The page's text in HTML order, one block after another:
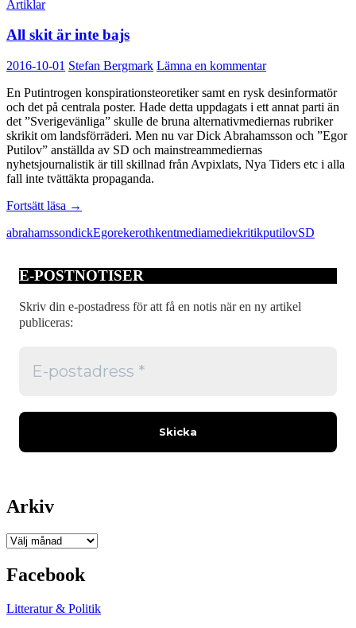
Artiklar
All skit är inte bajs
2016-10-01 Stefan Bergmark Lämna en kommentar
En Putintrogen konspirationsteoretiker samt en rysk desinformatör
och det på centrala poster. Hade detta uppdagats i ett annat parti än
det ”Sverigevänliga” skulle de bruna alternativmediernas rubriker
skrikit om landsförräderi. Men nu var Dick Abrahamsson och ”Egor
Putilov” anställda av SD och mainstreammediernas
nyhetsjournalistik är till skillnad från Avpixlats, Nya Tiders etc i alla
fall inte tvättäkta propaganda.
Fortsätt läsa All
är
→
abrahamssondickEgorekerothkentmediamediekritikputilovSD
E-POSTNOTISER
Skriv din e-postadress för att få en notis när en ny artikel
publiceras:
Arkiv
Arkiv
Facebook
Litteratur & Politik